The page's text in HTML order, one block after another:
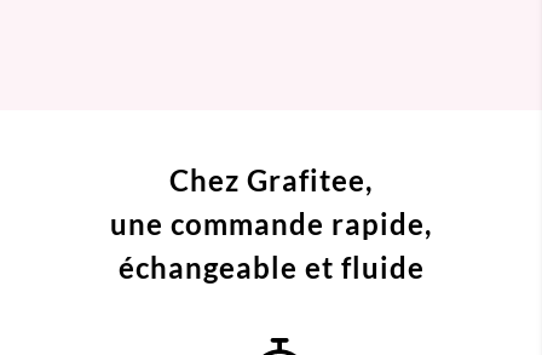
Chez Grafitee,
une commande rapide,
échangeable et fluide